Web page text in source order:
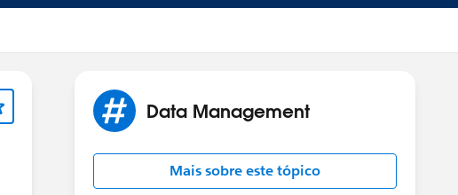
Data Management
Mais sobre este tópico